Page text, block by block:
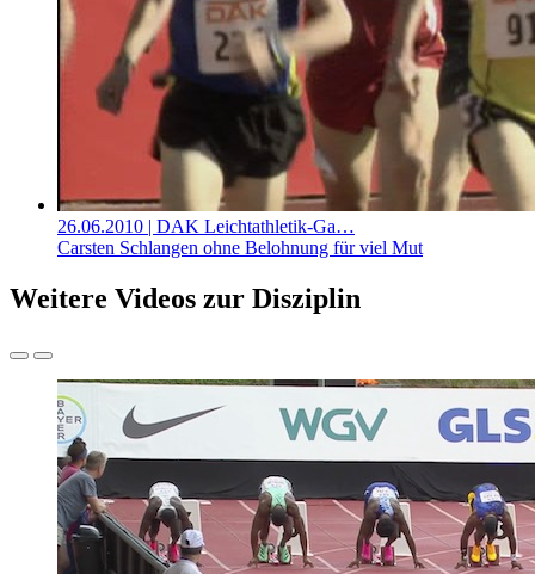
26.06.2010 | DAK Leichtathletik-Ga…
Carsten Schlangen ohne Belohnung für viel Mut
Weitere Videos zur Disziplin